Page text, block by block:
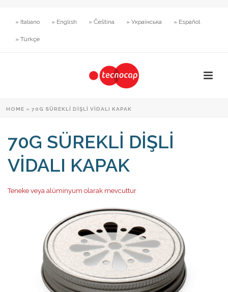
» Italiano » English » Čeština » Українська » Español
» Türkçe
HOME » 70G SÜREKLI DIŞLI VIDALI KAPAK
70G SÜREKLI DIŞLI
VIDALI KAPAK
Teneke veya alüminyum olarak mevcuttur